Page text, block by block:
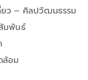
ยว – ศิลปวัฒนธรรม
มพันธ์
ล้อม